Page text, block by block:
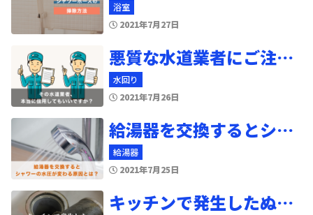
浴室
2021年7月27日
悪質な水道業者にご注意を！水道業者選びで大切なポイント
水回り
2021年7月26日
給湯器を交換するとシャワーの水圧が変わる？その原因とは？
給湯器
2021年7月25日
キッチンで発生したぬめりの原因とは？自宅でできる対処方法と予防法